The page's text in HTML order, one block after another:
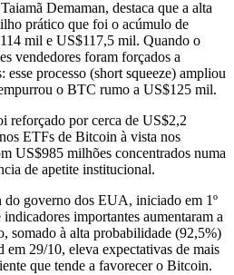
Demaman, destaca que a alta
prático que foi o acúmulo de
mil e US$117,5 mil. Quando o
vendedores foram forçados a
processo (short squeeze) ampliou
o BTC rumo a US$125 mil.
reforçado por cerca de US$2,2
ETFs de Bitcoin à vista nos
US$985 milhões concentrados numa
de apetite institucional.
governo dos EUA, iniciado em 1º
importantes aumentaram a
somado à alta probabilidade (92,5%)
em 29/10, eleva expectativas de mais
que tende a favorecer o Bitcoin.